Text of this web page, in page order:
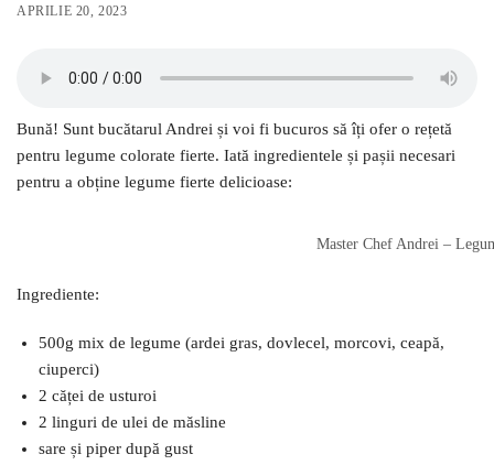
APRILIE 20, 2023
Bună! Sunt bucătarul Andrei și voi fi bucuros să îți ofer o rețetă
pentru legume colorate fierte. Iată ingredientele și pașii necesari
pentru a obține legume fierte delicioase:
Master Chef Andrei –
Ingrediente:
500g mix de legume (ardei gras, dovlecel, morcovi, ceapă,
ciuperci)
2 căței de usturoi
2 linguri de ulei de măsline
sare și piper după gust